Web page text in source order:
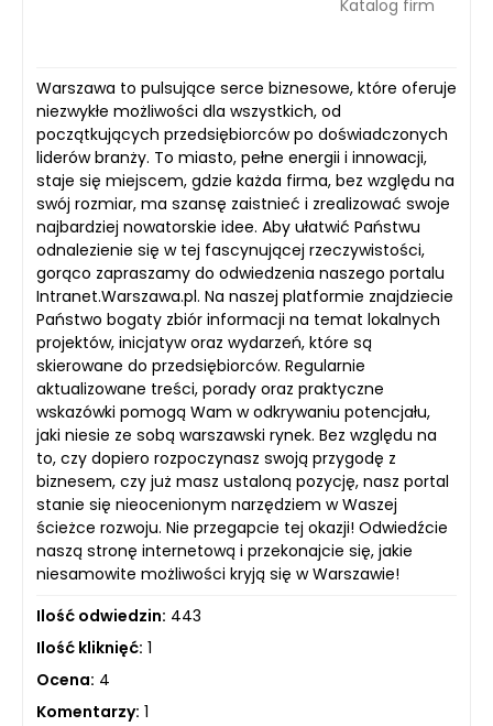
Katalog firm
Warszawa to pulsujące serce biznesowe, które oferuje
niezwykłe możliwości dla wszystkich, od
początkujących przedsiębiorców po doświadczonych
liderów branży. To miasto, pełne energii i innowacji,
staje się miejscem, gdzie każda firma, bez względu na
swój rozmiar, ma szansę zaistnieć i zrealizować swoje
najbardziej nowatorskie idee. Aby ułatwić Państwu
odnalezienie się w tej fascynującej rzeczywistości,
gorąco zapraszamy do odwiedzenia naszego portalu
Intranet.Warszawa.pl. Na naszej platformie znajdziecie
Państwo bogaty zbiór informacji na temat lokalnych
projektów, inicjatyw oraz wydarzeń, które są
skierowane do przedsiębiorców. Regularnie
aktualizowane treści, porady oraz praktyczne
wskazówki pomogą Wam w odkrywaniu potencjału,
jaki niesie ze sobą warszawski rynek. Bez względu na
to, czy dopiero rozpoczynasz swoją przygodę z
biznesem, czy już masz ustaloną pozycję, nasz portal
stanie się nieocenionym narzędziem w Waszej
ścieżce rozwoju. Nie przegapcie tej okazji! Odwiedźcie
naszą stronę internetową i przekonajcie się, jakie
niesamowite możliwości kryją się w Warszawie!
Ilość odwiedzin: 443
Ilość kliknięć: 1
Ocena: 4
Komentarzy: 1